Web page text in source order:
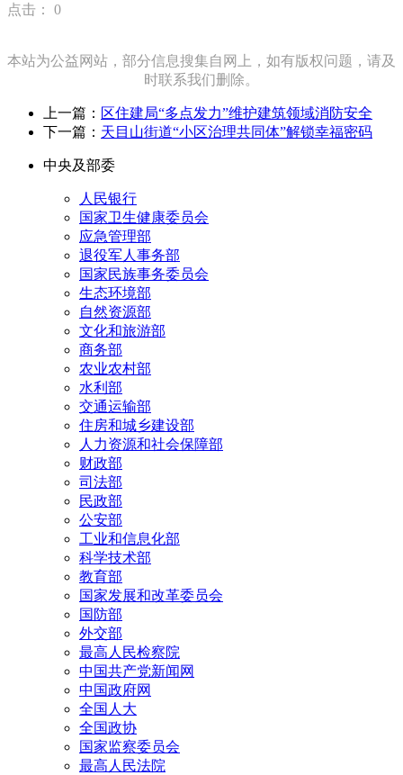
点击： 0
本站为公益网站，部分信息搜集自网上，如有版权问题，请及
时联系我们删除。
上一篇： 区住建局“多点发力”维护建筑领域消防安全
下一篇： 天目山街道“小区治理共同体”解锁幸福密码
中央及部委
人民银行
国家卫生健康委员会
应急管理部
退役军人事务部
国家民族事务委员会
生态环境部
自然资源部
文化和旅游部
商务部
农业农村部
水利部
交通运输部
住房和城乡建设部
人力资源和社会保障部
财政部
司法部
民政部
公安部
工业和信息化部
科学技术部
教育部
国家发展和改革委员会
国防部
外交部
最高人民检察院
中国共产党新闻网
中国政府网
全国人大
全国政协
国家监察委员会
最高人民法院